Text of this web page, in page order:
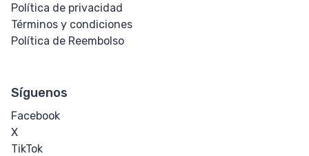
Política de privacidad
Términos y condiciones
Política de Reembolso
Síguenos
Facebook
X
TikTok